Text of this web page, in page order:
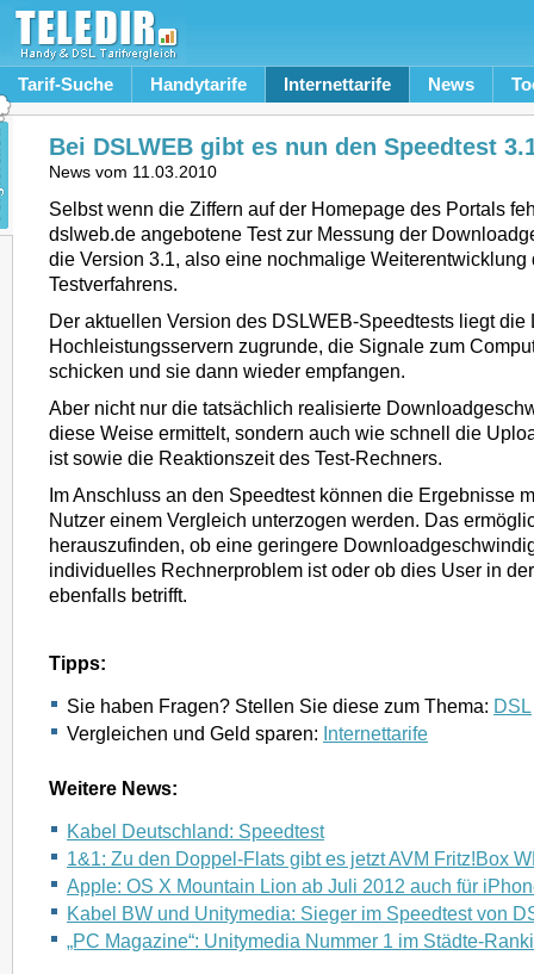
Tarif-Suche Handytarife Internettarife News
Bei DSLWEB gibt es nun den Speedtest
News vom 11.03.2010
Selbst wenn die Ziffern auf der Homepage des Portals
dslweb.de angebotene Test zur Messung der
die Version 3.1, also eine nochmalige
Testverfahrens.
Der aktuellen Version des DSLWEB-Speedtests liegt die
Hochleistungsservern zugrunde, die Signale zum
schicken und sie dann wieder empfangen.
Aber nicht nur die tatsächlich realisierte
diese Weise ermittelt, sondern auch wie schnell die
ist sowie die Reaktionszeit des Test-Rechners.
Im Anschluss an den Speedtest können die Ergebnisse
Nutzer einem Vergleich unterzogen werden. Das
herauszufinden, ob eine geringere
individuelles Rechnerproblem ist oder ob dies User in
ebenfalls betrifft.
Tipps:
Sie haben Fragen? Stellen Sie diese zum Thema: DSL
Vergleichen und Geld sparen: Internettarife
Weitere News:
Kabel Deutschland: Speedtest
1&1: Zu den Doppel-Flats gibt es jetzt AVM Fritz!Box
Apple: OS X Mountain Lion ab Juli 2012 auch für
Kabel BW und Unitymedia: Sieger im Speedtest von
„PC Magazine“: Unitymedia Nummer 1 im Städte-